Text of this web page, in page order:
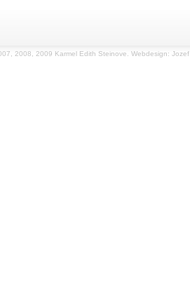
2008, 2009 Karmel Edith Steinove. Webdesign: